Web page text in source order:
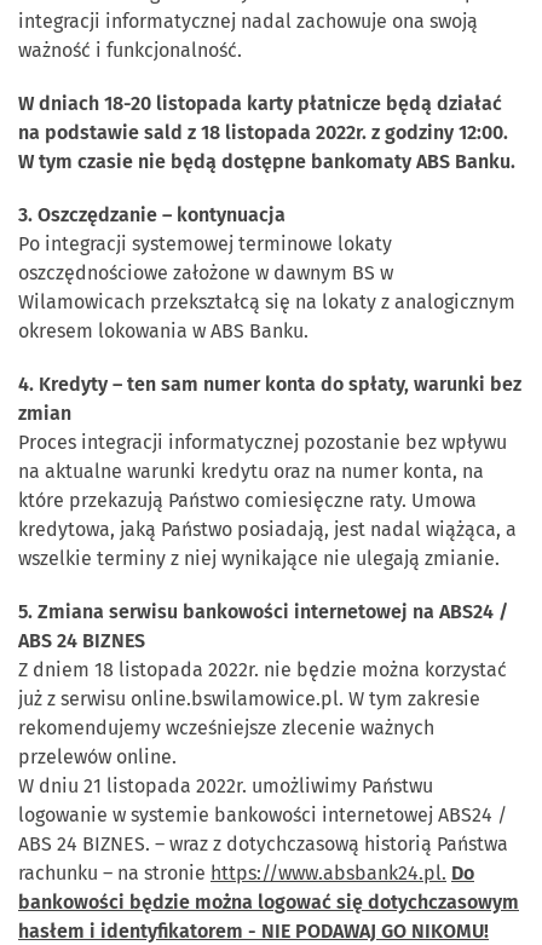
integracji informatycznej nadal zachowuje ona swoją
ważność i funkcjonalność.
W dniach 18-20 listopada karty płatnicze będą działać
na podstawie sald z 18 listopada 2022r. z godziny 12:00.
W tym czasie nie będą dostępne bankomaty ABS Banku.
3. Oszczędzanie – kontynuacja
Po integracji systemowej terminowe lokaty
oszczędnościowe założone w dawnym BS w
Wilamowicach przekształcą się na lokaty z analogicznym
okresem lokowania w ABS Banku.
4. Kredyty – ten sam numer konta do spłaty, warunki bez
zmian
Proces integracji informatycznej pozostanie bez wpływu
na aktualne warunki kredytu oraz na numer konta, na
które przekazują Państwo comiesięczne raty. Umowa
kredytowa, jaką Państwo posiadają, jest nadal wiążąca, a
wszelkie terminy z niej wynikające nie ulegają zmianie.
5. Zmiana serwisu bankowości internetowej na ABS24 /
ABS 24 BIZNES
Z dniem 18 listopada 2022r. nie będzie można korzystać
już z serwisu online.bswilamowice.pl. W tym zakresie
rekomendujemy wcześniejsze zlecenie ważnych
przelewów online.
W dniu 21 listopada 2022r. umożliwimy Państwu
logowanie w systemie bankowości internetowej ABS24 /
ABS 24 BIZNES. – wraz z dotychczasową historią Państwa
rachunku – na stronie https://www.absbank24.pl. Do
bankowości będzie można logować się dotychczasowym
hasłem i identyfikatorem - NIE PODAWAJ GO NIKOMU!